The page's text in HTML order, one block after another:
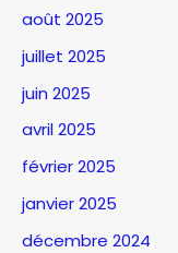
août 2025
juillet 2025
juin 2025
avril 2025
février 2025
janvier 2025
décembre 2024